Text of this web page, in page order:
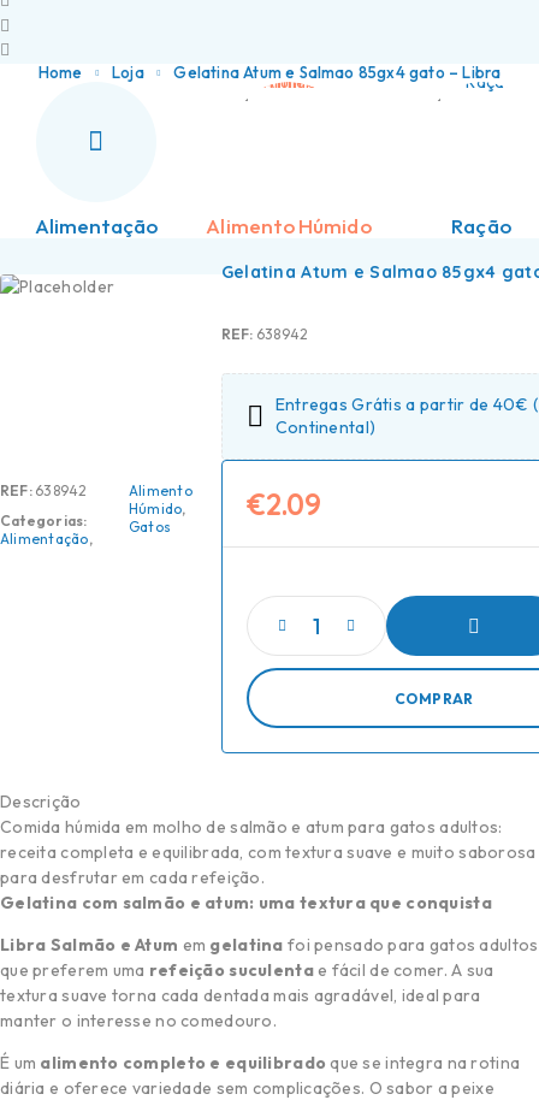
Home Loja Gelatina Atum e Salmao 85gx4 gato – Libra
Alimentação Alimento Húmido Ração
REF: 638942
Categorias:
Alimentação,
Alimento
Húmido,
Gatos
Gelatina Atum e Salmao 85gx4
REF: 638942
Entregas Grátis a partir de 40€
Continental)
€2.09
COMPRAR
Descrição
Comida húmida em molho de salmão e atum para gatos adultos:
receita completa e equilibrada, com textura suave e muito saborosa
para desfrutar em cada refeição.
Gelatina com salmão e atum: uma textura que conquista
Libra Salmão e Atum em gelatina foi pensado para gatos adultos
que preferem uma refeição suculentae fácil de comer. A sua
textura suave torna cada dentada mais agradável, ideal para
manter o interesse no comedouro.
É um alimento completo e equilibrado que se integra na rotina
diária e oferece variedade sem complicações. O sabor a peixe